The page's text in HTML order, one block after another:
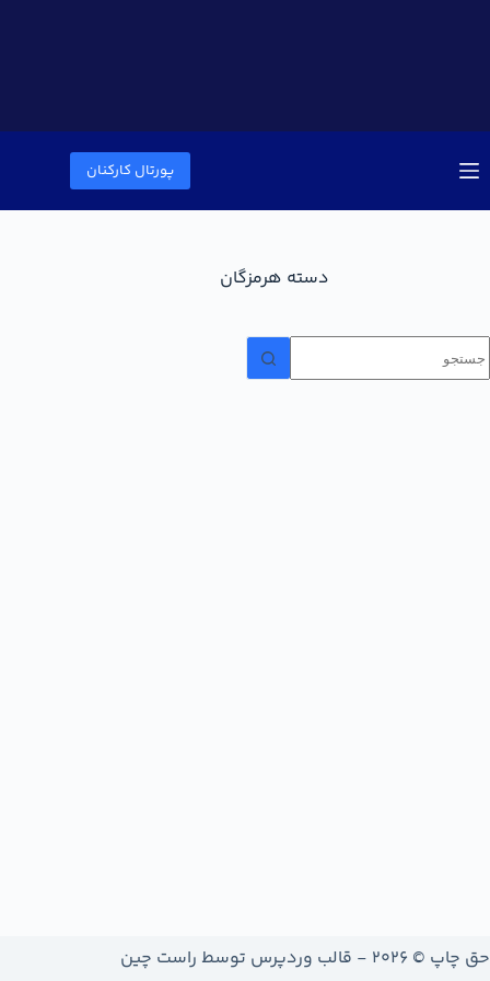
پورتال کارکنان
دسته هرمزگان
حق چاپ © 2026 - قالب وردپرس توسط راست چین